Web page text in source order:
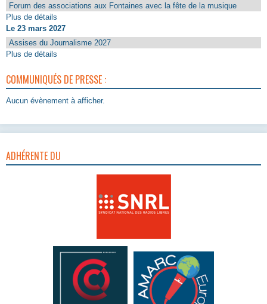
Forum des associations aux Fontaines avec la fête de la musique
Plus de détails
Le 23 mars 2027
Assises du Journalisme 2027
Plus de détails
COMMUNIQUÉS DE PRESSE :
Aucun évènement à afficher.
ADHÉRENTE DU